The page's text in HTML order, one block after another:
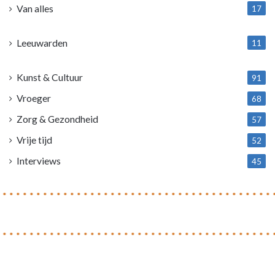
Van alles
17
Leeuwarden
11
Kunst & Cultuur 91
Vroeger 68
Zorg & Gezondheid 57
Vrije tijd 52
Interviews 45